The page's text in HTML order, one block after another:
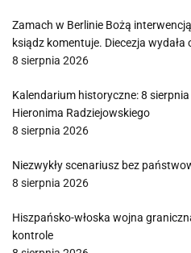
Zamach w Berlinie Bożą
ksiądz komentuje. Diecezja wydała
8 sierpnia 2026
Kalendarium historyczne: 8
Hieronima Radziejowskiego
8 sierpnia 2026
Niezwykły scenariusz bez
8 sierpnia 2026
Hiszpańsko-włoska wojna
kontrole